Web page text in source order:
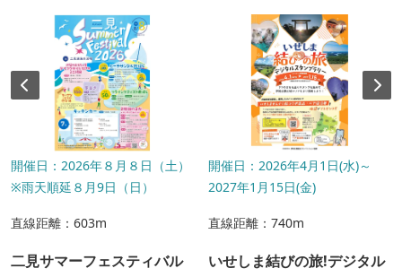
開催日：2026年８月８日（土）
※雨天順延８月9日（日）
直線距離：603m
二見サマーフェスティバル
開催日：2026年4月1日(水)～
2027年1月15日(金)
直線距離：740m
いせしま結びの旅!デジタル